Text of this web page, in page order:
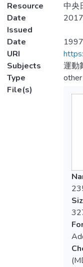
Resource
中央
Date
Issued
Date
URI
Subjects
運動
Type
other
File(s)